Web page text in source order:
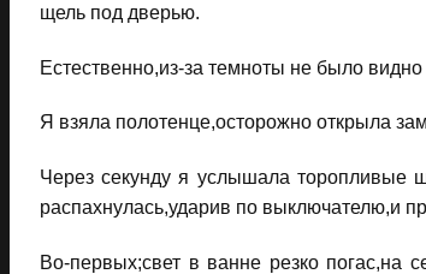
щель под дверью.
Естественно,из-за темноты не было
Я взяла полотенце,осторожно открыла
Через секунду я услышала торопливые
распахнулась,ударив по выключателю,и
Во-первых;свет в ванне резко погас,на